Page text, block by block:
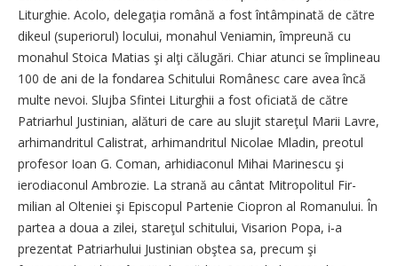
Liturghie. Acolo, delegaţia română a fost întâmpinată de către
dikeul (superiorul) locului, monahul Veniamin, împreună cu
monahul Stoica Matias şi alţi călugări. Chiar atunci se împlineau
100 de ani de la fondarea Schitului Românesc care avea încă
multe nevoi. Slujba Sfintei Liturghii a fost oficiată de către
Patriarhul Justi­nian, alături de care au slujit sta­re­ţul Marii Lavre,
arhimandritul Calistrat, arhimandritul Nicolae Mladin, preotul
profesor Ioan G. Coman, arhidiaconul Mihai Mari­nescu şi
ierodiaconul Ambrozie. La strană au cântat Mitropolitul Fir­
milian al Olteniei şi Episcopul Par­tenie Ciopron al Romanului. În
partea a doua a zilei, stareţul schi­tului, Visarion Popa, i‑a
prezentat Patriar­hului Justinian obştea sa, precum şi